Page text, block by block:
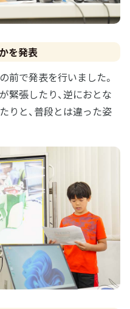
を発表
前で発表を行いました。
緊張したり、逆におとな
りと、普段とは違った姿